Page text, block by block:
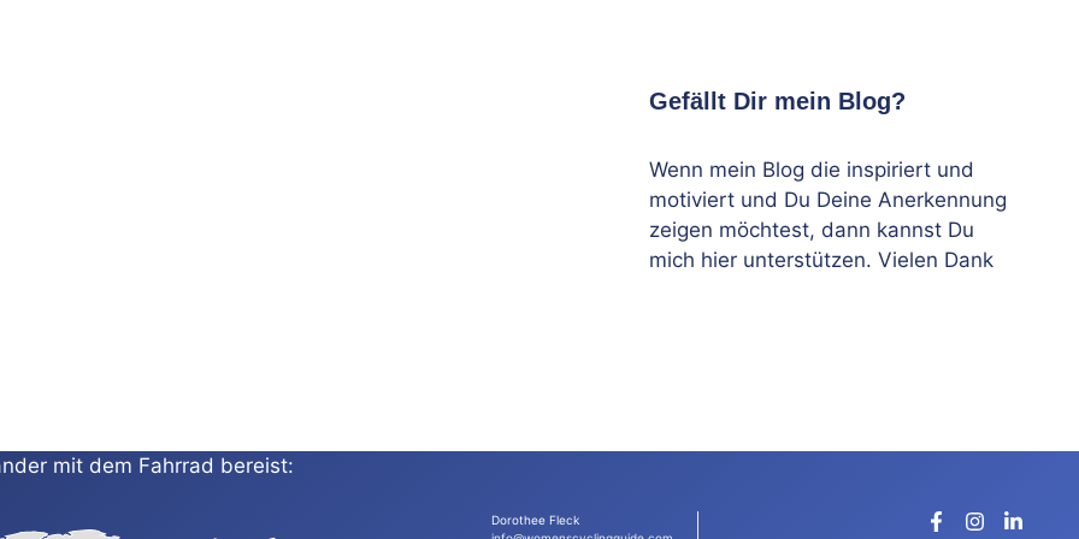
Gefällt Dir mein Blog?
Wenn mein Blog die inspiriert und
motiviert und Du Deine Anerkennung
zeigen möchtest, dann kannst Du
mich hier unterstützen. Vielen Dank
mit dem Fahrrad bereist:
Dorothee Fleck